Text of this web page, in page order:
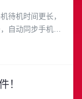
待机时间更长，
自动同步手机和
！